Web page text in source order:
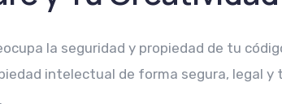
la seguridad y propiedad de tu
intelectual de forma segura, legal y